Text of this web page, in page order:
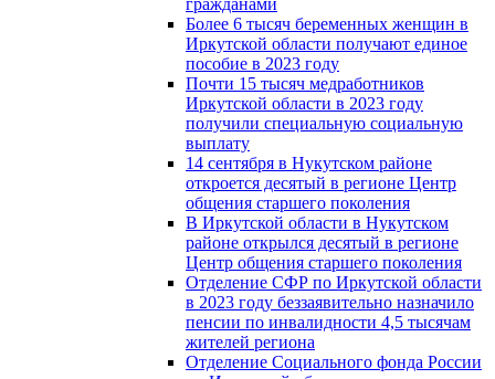
Более 6 тысяч беременных женщин в
Иркутской области получают единое
пособие в 2023 году
Почти 15 тысяч медработников
Иркутской области в 2023 году
получили специальную социальную
выплату
14 сентября в Нукутском районе
откроется десятый в регионе Центр
общения старшего поколения
В Иркутской области в Нукутском
районе открылся десятый в регионе
Центр общения старшего поколения
Отделение СФР по Иркутской области
в 2023 году беззаявительно назначило
пенсии по инвалидности 4,5 тысячам
жителей региона
Отделение Социального фонда России